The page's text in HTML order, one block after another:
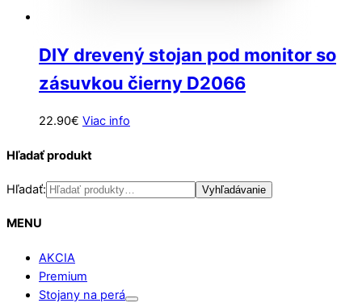
DIY drevený stojan pod monitor so
zásuvkou čierny D2066
22.90€ Viac info
Hľadať produkt
Hľadať: Vyhľadávanie
MENU
AKCIA
Premium
Stojany na perá